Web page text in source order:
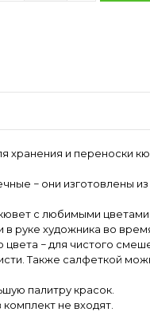
хранения и переноски
− они изготовлены
с любимыми
руке художника во
− для чистого
Также салфеткой
палитру красок.
не входят.